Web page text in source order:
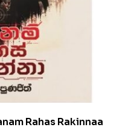
Rahas Rakinnaa